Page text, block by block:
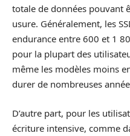
totale de données pouvant
usure. Généralement, les
endurance entre 600 et 1
pour la plupart des
même les modèles moins
durer de nombreuses
D’autre part, pour les
écriture intensive, comme